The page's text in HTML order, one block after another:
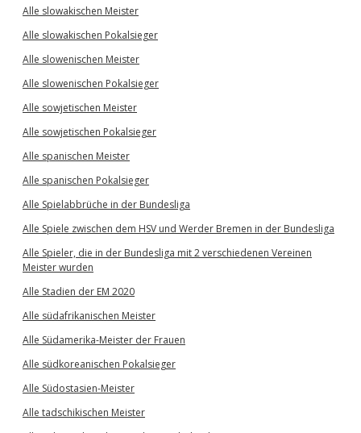
Alle slowakischen Meister
Alle slowakischen Pokalsieger
Alle slowenischen Meister
Alle slowenischen Pokalsieger
Alle sowjetischen Meister
Alle sowjetischen Pokalsieger
Alle spanischen Meister
Alle spanischen Pokalsieger
Alle Spielabbrüche in der Bundesliga
Alle Spiele zwischen dem HSV und Werder Bremen in der Bundesliga
Alle Spieler, die in der Bundesliga mit 2 verschiedenen Vereinen
Meister wurden
Alle Stadien der EM 2020
Alle südafrikanischen Meister
Alle Südamerika-Meister der Frauen
Alle südkoreanischen Pokalsieger
Alle Südostasien-Meister
Alle tadschikischen Meister